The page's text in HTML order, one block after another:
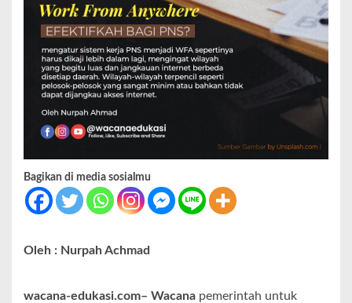
Bagikan di media sosialmu
Oleh : Nurpah Achmad
wacana-edukasi.com– Wacana pemerintah untuk